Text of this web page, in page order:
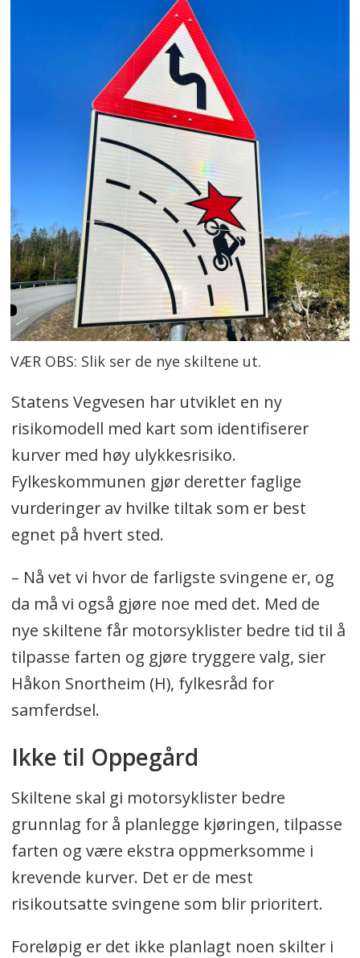
VÆR OBS: Slik ser de nye skiltene ut.
Statens Vegvesen har utviklet en ny
risikomodell med kart som identifiserer
kurver med høy ulykkesrisiko.
Fylkeskommunen gjør deretter faglige
vurderinger av hvilke tiltak som er best
egnet på hvert sted.
– Nå vet vi hvor de farligste svingene er, og
da må vi også gjøre noe med det. Med de
nye skiltene får motorsyklister bedre tid til å
tilpasse farten og gjøre tryggere valg, sier
Håkon Snortheim (H), fylkesråd for
samferdsel.
Ikke til Oppegård
Skiltene skal gi motorsyklister bedre
grunnlag for å planlegge kjøringen, tilpasse
farten og være ekstra oppmerksomme i
krevende kurver. Det er de mest
risikoutsatte svingene som blir prioritert.
Foreløpig er det ikke planlagt noen skilter i